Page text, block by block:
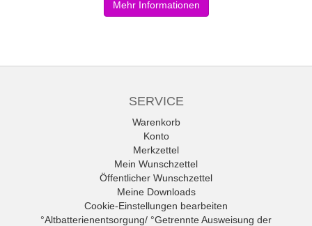
Mehr Informationen
SERVICE
Warenkorb
Konto
Merkzettel
Mein Wunschzettel
Öffentlicher Wunschzettel
Meine Downloads
Cookie-Einstellungen bearbeiten
°Altbatterienentsorgung/ °Getrennte Ausweisung der